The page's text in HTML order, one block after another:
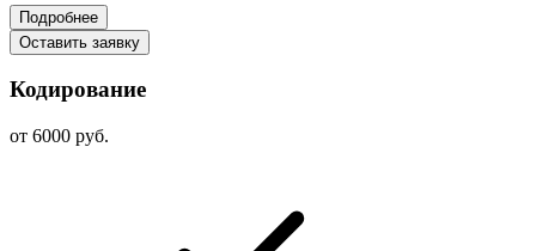
Подробнее
Оставить заявку
Кодирование
от 6000 руб.